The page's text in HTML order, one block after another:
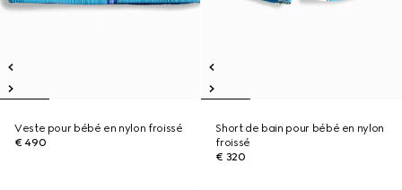
Veste pour bébé en nylon froissé
€ 490
Short de bain pour bébé en nylon
froissé
€ 320